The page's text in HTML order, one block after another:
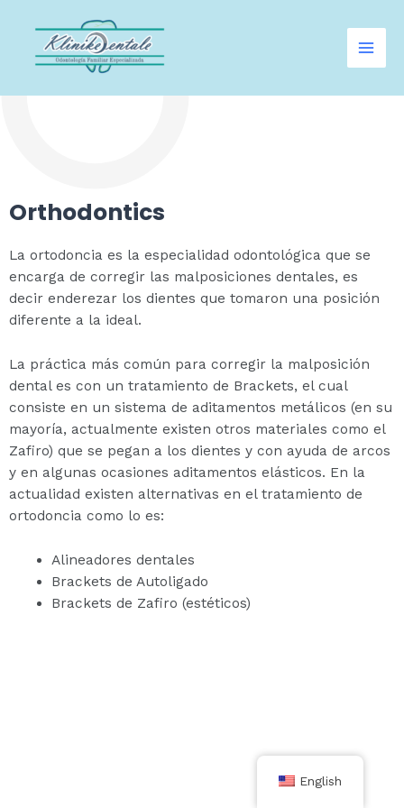
content
Orthodontics
La ortodoncia es la especialidad odontológica que se
encarga de corregir las malposiciones dentales, es
decir enderezar los dientes que tomaron una posición
diferente a la ideal.
La práctica más común para corregir la malposición
dental es con un tratamiento de Brackets, el cual
consiste en un sistema de aditamentos metálicos (en su
mayoría, actualmente existen otros materiales como el
Zafiro) que se pegan a los dientes y con ayuda de arcos
y en algunas ocasiones aditamentos elásticos. En la
actualidad existen alternativas en el tratamiento de
ortodoncia como lo es:
Alineadores dentales
Brackets de Autoligado
Brackets de Zafiro (estéticos)
English